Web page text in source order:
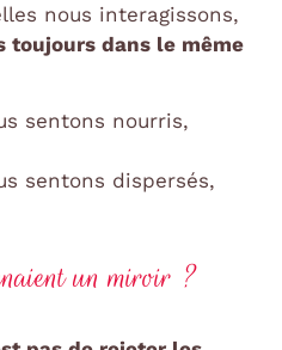
nous interagissons,
toujours dans le même
sentons nourris,
sentons dispersés,
un miroir ?